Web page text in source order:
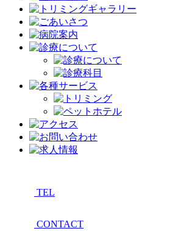
TEL
CONTACT